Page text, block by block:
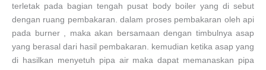
terletak pada bagian tengah pusat body boiler yang di sebut
dengan ruang pembakaran. dalam proses pembakaran oleh api
pada burner , maka akan bersamaan dengan timbulnya asap
yang berasal dari hasil pembakaran. kemudian ketika asap yang
di hasilkan menyetuh pipa air maka dapat memanaskan pipa